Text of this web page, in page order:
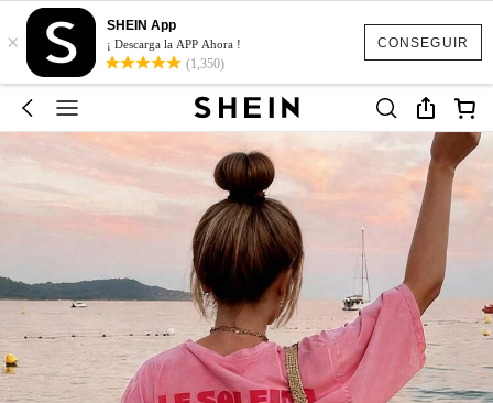
CONSEGUIR
×
SHEIN App
¡ Descarga la APP Ahora !
(1,350)